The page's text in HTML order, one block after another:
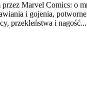
Marvel Comics: o
i gojenia,
przekleństwa i